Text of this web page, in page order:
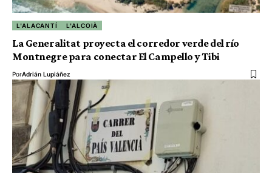
L'ALACANTÍ L'ALCOIÀ
La Generalitat proyecta el corredor verde del río
Montnegre para conectar El Campello y Tibi
PorAdrián Lupiáñez